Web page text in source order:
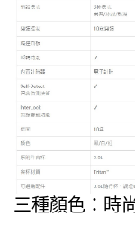
三種顏色：時